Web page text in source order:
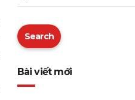
Search
Bài viết mới